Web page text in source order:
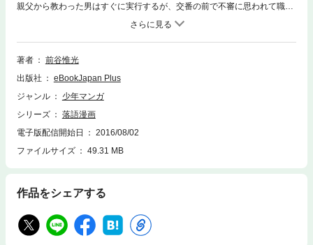
親父から教わった男はすぐに実行するが、交番の前で不審に思われて職務
質問をされてしまう。つい、正直に泥棒と答えてしまったマヌケな男は、
そのまま逃げ帰り…。そして、今度は墓場に忍び込んで墓石を盗み出す。
大きな荷物を見て喜ぶ親父だが…。落語を題材に描いた爆笑短編集！※こ
の電子書籍は発行当時の単行本を底本としております。読みにくい箇所が
著者
前谷惟光
出版社
eBookJapan Plus
ジャンル
少年マンガ
シリーズ
落語漫画
電子版配信開始日
2016/08/02
ファイルサイズ
49.31 MB
作品をシェアする